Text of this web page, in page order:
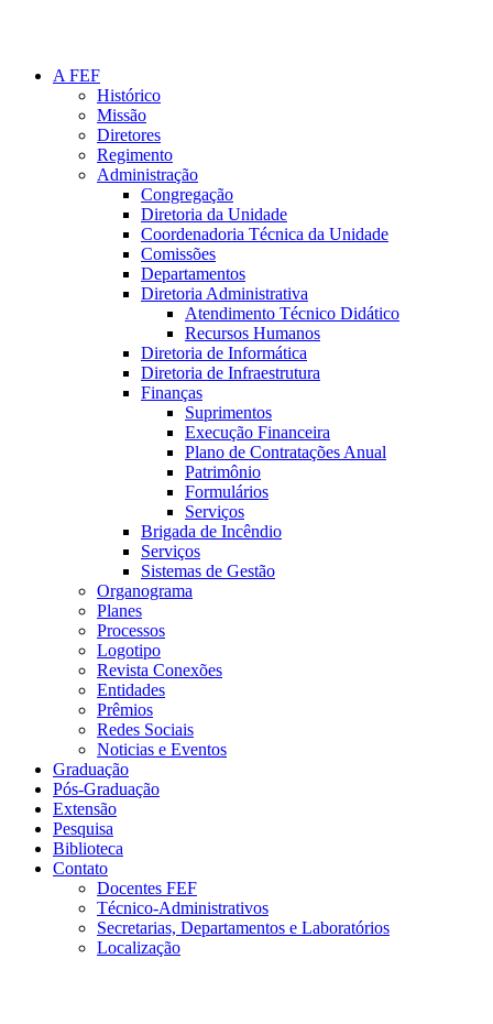
A FEF
Histórico
Missão
Diretores
Regimento
Administração
Congregação
Diretoria da Unidade
Coordenadoria Técnica da Unidade
Comissões
Departamentos
Diretoria Administrativa
Atendimento Técnico Didático
Recursos Humanos
Diretoria de Informática
Diretoria de Infraestrutura
Finanças
Suprimentos
Execução Financeira
Plano de Contratações Anual
Patrimônio
Formulários
Serviços
Brigada de Incêndio
Serviços
Sistemas de Gestão
Organograma
Planes
Processos
Logotipo
Revista Conexões
Entidades
Prêmios
Redes Sociais
Noticias e Eventos
Graduação
Pós-Graduação
Extensão
Pesquisa
Biblioteca
Contato
Docentes FEF
Técnico-Administrativos
Secretarias, Departamentos e Laboratórios
Localização